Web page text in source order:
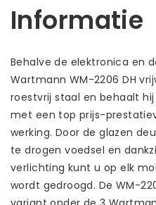
Informatie
Behalve de elektronica en
Wartmann WM-2206 DH
roestvrij staal en behaalt
met een top prijs-
werking. Door de glazen
te drogen voedsel en
verlichting kunt u op elk
wordt gedroogd. De WM-